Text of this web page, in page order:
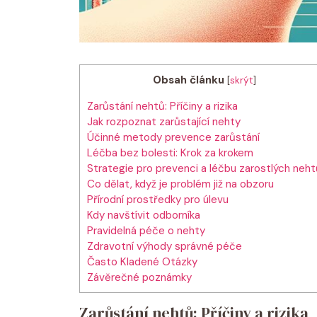
Obsah článku [skrýt]
Zarůstání nehtů: Příčiny a rizika
Jak rozpoznat zarůstající nehty
Účinné metody prevence zarůstání
Léčba bez bolesti: Krok za krokem
Strategie pro prevenci a léčbu zarostlých
Co dělat, když je problém již na obzoru
Přírodní prostředky pro úlevu
Kdy navštívit odborníka
Pravidelná péče o nehty
Zdravotní výhody správné péče
Často Kladené Otázky
Závěrečné poznámky
Zarůstání nehtů: Příčiny a rizika